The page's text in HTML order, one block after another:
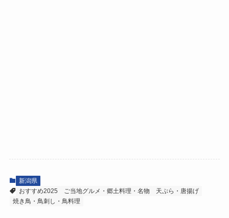
新潟県
おすすめ2025
ご当地グルメ・郷土料理・名物
天ぷら・唐揚げ
焼き鳥・鳥刺し・鳥料理